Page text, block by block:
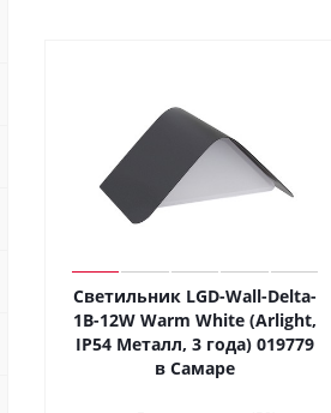
Светильник LGD-Wall-Delta-
1B-12W Warm White (Arlight,
IP54 Металл, 3 года) 019779
в Самаре